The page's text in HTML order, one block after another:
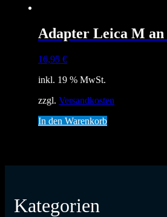
Adapter Leica M an
16,95 €
inkl. 19 % MwSt.
zzgl. Versandkosten
In den Warenkorb
Kategorien